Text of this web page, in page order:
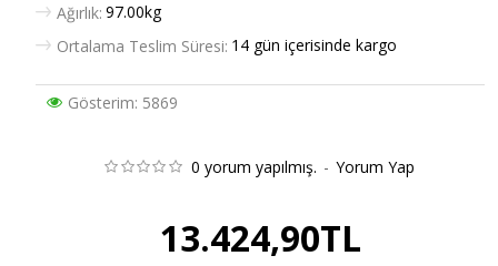
Ağırlık: 97.00kg
Ortalama Teslim Süresi: 14 gün içerisinde kargo
Gösterim: 5869
0 yorum yapılmış. - Yorum Yap
13.424,90TL